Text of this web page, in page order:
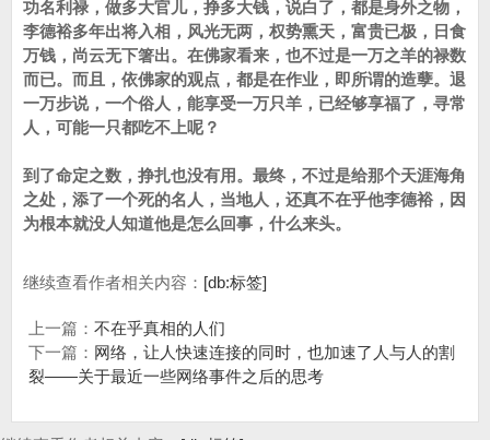
功名利禄，做多大官儿，挣多大钱，说白了，都是身外之物，
李德裕多年出将入相，风光无两，权势熏天，富贵已极，日食
万钱，尚云无下箸出。在佛家看来，也不过是一万之羊的禄数
而已。而且，依佛家的观点，都是在作业，即所谓的造孽。退
一万步说，一个俗人，能享受一万只羊，已经够享福了，寻常
人，可能一只都吃不上呢？
到了命定之数，挣扎也没有用。最终，不过是给那个天涯海角
之处，添了一个死的名人，当地人，还真不在乎他李德裕，因
为根本就没人知道他是怎么回事，什么来头。
继续查看作者相关内容： [db:标签]
上一篇： 不在乎真相的人们
下一篇： 网络，让人快速连接的同时，也加速了人与人的割
裂——关于最近一些网络事件之后的思考